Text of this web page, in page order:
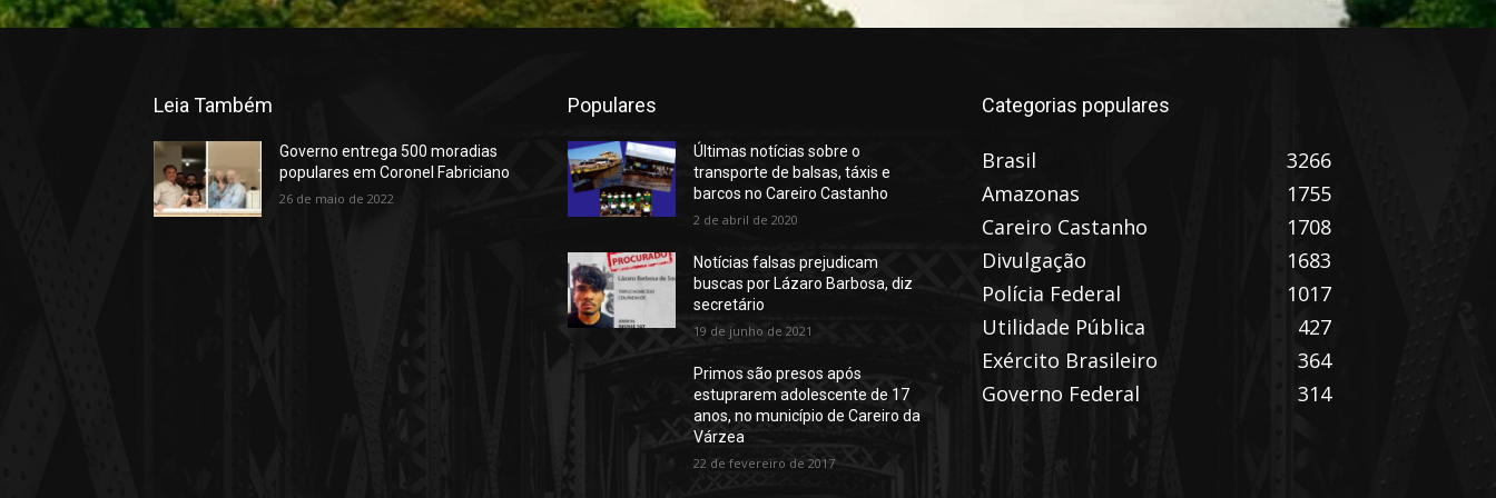
Leia Também
Governo entrega 500 moradias
populares em Coronel Fabriciano
26 de maio de 2022
Populares
Últimas notícias sobre o
transporte de balsas, táxis e
barcos no Careiro Castanho
2 de abril de 2020
Notícias falsas prejudicam
buscas por Lázaro Barbosa, diz
secretário
19 de junho de 2021
Primos são presos após
estuprarem adolescente de 17
anos, no município de Careiro da
Várzea
22 de fevereiro de 2017
Categorias populares
Brasil
3266
Amazonas
1755
Careiro Castanho
1708
Divulgação
1683
Polícia Federal
1017
Utilidade Pública
427
Exército Brasileiro
364
Governo Federal
314